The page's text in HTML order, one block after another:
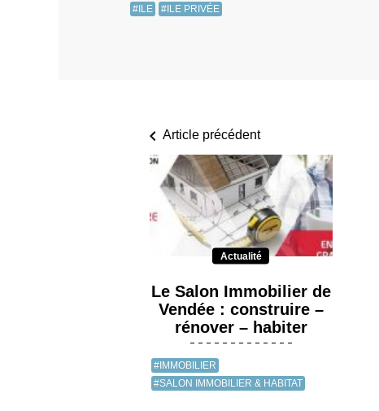
#ILE #ILE PRIVÉE
Article précédent
Actualité
Le Salon Immobilier de
Vendée : construire –
rénover – habiter
#IMMOBILIER
#SALON IMMOBILIER & HABITAT